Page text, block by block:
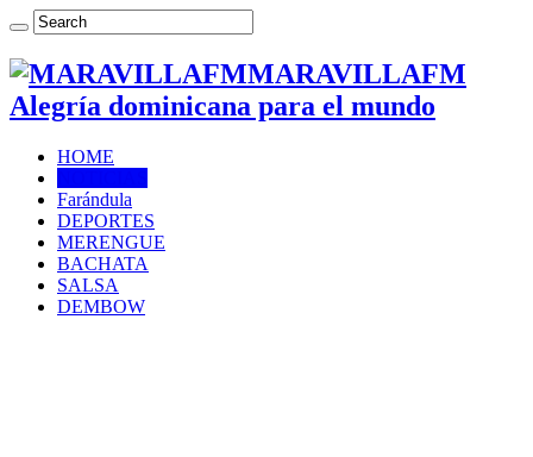
MARAVILLAFM
Alegría dominicana para el mundo
HOME
Farándula
DEPORTES
MERENGUE
BACHATA
SALSA
DEMBOW